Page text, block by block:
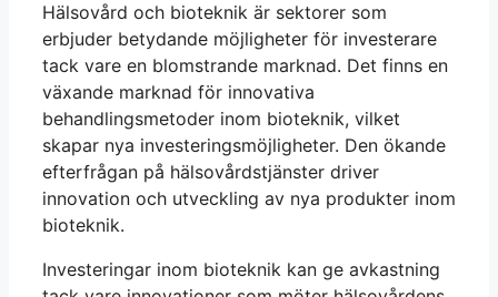
Hälsovård och bioteknik är sektorer som
erbjuder betydande möjligheter för investerare
tack vare en blomstrande marknad. Det finns en
växande marknad för innovativa
behandlingsmetoder inom bioteknik, vilket
skapar nya investeringsmöjligheter. Den ökande
efterfrågan på hälsovårdstjänster driver
innovation och utveckling av nya produkter inom
bioteknik.
Investeringar inom bioteknik kan ge avkastning